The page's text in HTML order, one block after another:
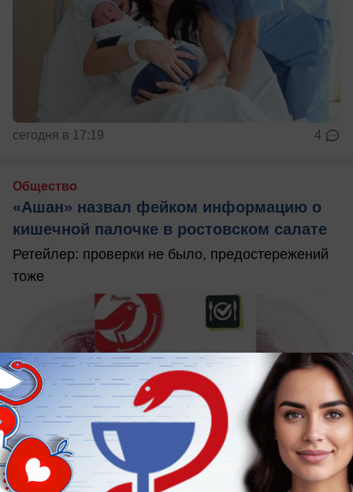
сегодня в 17:19 4
Общество
«Ашан» назвал фейком информацию о
кишечной палочке в ростовском салате
Ретейлер: проверки не было, предостережений
тоже